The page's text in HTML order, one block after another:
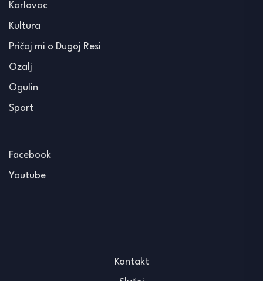
Karlovac
Kultura
Pričaj mi o Dugoj Resi
Ozalj
Ogulin
Sport
Facebook
Youtube
Kontakt